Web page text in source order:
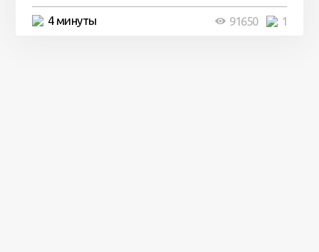
4 минуты 1
91650